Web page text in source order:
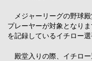
メジャーリーグの野球
プレーヤーが対象となり
を記録しているイチロー
殿堂入りの際、イチロ